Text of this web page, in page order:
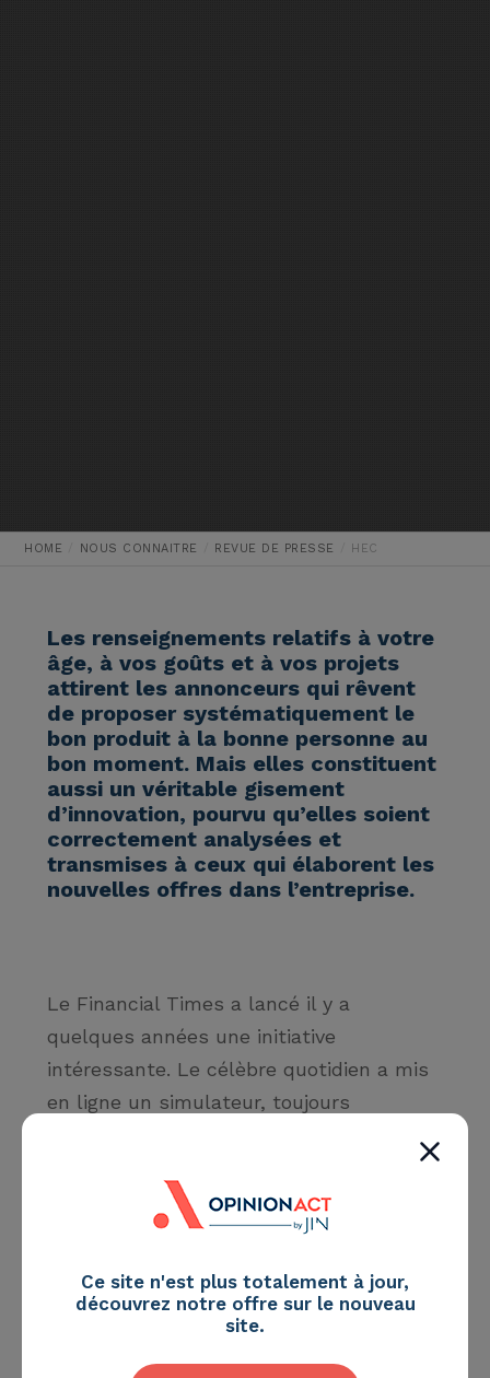
HOME NOUS CONNAITRE REVUE DE PRESSE HEC
Les renseignements relatifs à votre
âge, à vos goûts et à vos projets
attirent les annonceurs qui rêvent
de proposer systématiquement le
bon produit à la bonne personne au
bon moment. Mais elles constituent
aussi un véritable gisement
d’innovation, pourvu qu’elles soient
correctement analysées et
transmises à ceux qui élaborent les
nouvelles offres dans l’entreprise.
Le Financial Times a lancé il y a
quelques années une initiative
intéressante. Le célèbre quotidien a mis
en ligne un simulateur, toujours
Verdict : si vous vous contentez de
fournir vos informations de base (âge,
et niveau d’éducation), votre profil ne
vaut que 0,007 dollar. Mais ce montant
bondit à 0,102 dollar si vous attendez un
Ce site n'est plus totalement à jour,
découvrez notre offre sur le nouveau
site.